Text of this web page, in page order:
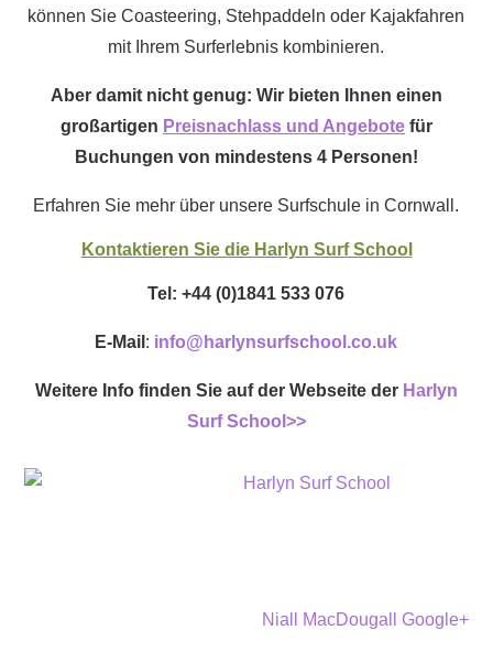
können Sie Coasteering, Stehpaddeln oder Kajakfahren
mit Ihrem Surferlebnis kombinieren.
Aber damit nicht genug: Wir bieten Ihnen einen
großartigen Preisnachlass und Angebotefür
Buchungen von mindestens 4 Personen!
Erfahren Sie mehr über unsere Surfschule in Cornwall.
Kontaktieren Sie die Harlyn Surf School
Tel: +44 (0)1841 533 076
E-Mail : info@harlynsurfschool.co.uk
Weitere Info finden Sie auf der Webseite der Harlyn
Surf School >>
Niall MacDougall Google+